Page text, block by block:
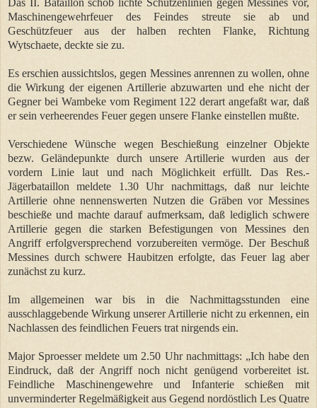
Maschinengewehrfeuer des Feindes streute sie ab und
Geschützfeuer aus der halben rechten Flanke, Richtung
Wytschaete, deckte sie zu.
Es erschien aussichtslos, gegen Messines anrennen zu wollen, ohne
die Wirkung der eigenen Artillerie abzuwarten und ehe nicht der
Gegner bei Wambeke vom Regiment 122 derart angefaßt war, daß
er sein verheerendes Feuer gegen unsere Flanke einstellen mußte.
Verschiedene Wünsche wegen Beschießung einzelner Objekte
bezw. Geländepunkte durch unsere Artillerie wurden aus der
vordern Linie laut und nach Möglichkeit erfüllt. Das Res.-
Jägerbataillon meldete 1.30 Uhr nachmittags, daß nur leichte
Artillerie ohne nennenswerten Nutzen die Gräben vor Messines
beschieße und machte darauf aufmerksam, daß lediglich schwere
Artillerie gegen die starken Befestigungen von Messines den
Angriff erfolgversprechend vorzubereiten vermöge. Der Beschuß
Messines durch schwere Haubitzen erfolgte, das Feuer lag aber
zunächst zu kurz.
Im allgemeinen war bis in die Nachmittagsstunden eine
ausschlaggebende Wirkung unserer Artillerie nicht zu erkennen, ein
Nachlassen des feindlichen Feuers trat nirgends ein.
Major Sproesser meldete um 2.50 Uhr nachmittags: „Ich habe den
Eindruck, daß der Angriff noch nicht genügend vorbereitet ist.
Feindliche Maschinengewehre und Infanterie schießen mit
unverminderter Regelmäßigkeit aus Gegend nordöstlich Les Quatre